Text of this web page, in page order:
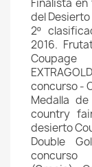
Finalista
del
2º
2016.
Coupage
concurso -
Medalla
country
desierto
Double
concurso